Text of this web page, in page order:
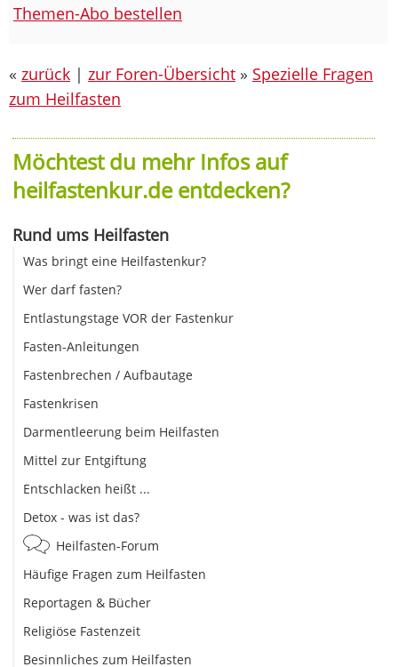
Themen-Abo bestellen
« zurück | zur Foren-Übersicht » Spezielle Fragen
zum Heilfasten
Möchtest du mehr Infos auf
heilfastenkur.de entdecken?
Rund ums Heilfasten
Was bringt eine Heilfastenkur?
Wer darf fasten?
Entlastungstage VOR der Fastenkur
Fasten-Anleitungen
Fastenbrechen / Aufbautage
Fastenkrisen
Darmentleerung beim Heilfasten
Mittel zur Entgiftung
Entschlacken heißt ...
Detox - was ist das?
Heilfasten-Forum
Häufige Fragen zum Heilfasten
Reportagen & Bücher
Religiöse Fastenzeit
Besinnliches zum Heilfasten